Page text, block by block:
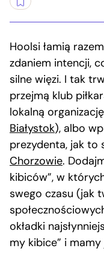
Hoolsi łamią
zdaniem intencji,
silne więzi. I tak
przejmą klub
lokalną
Białystok), albo
prezydenta, jak to
Chorzowie.
kibiców”, w
swego czasu (jak
okładki
my kibice” i